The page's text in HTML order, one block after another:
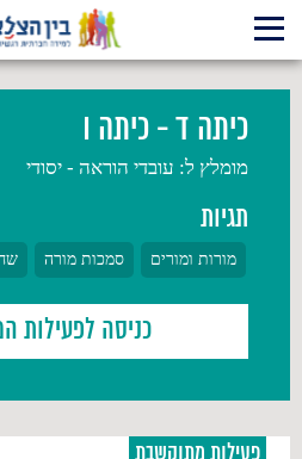
כיתה ד - כיתה ו
מומלץ ל: עובדי הוראה - יסודי
תגיות
מורות ומורים סמכות מורה
כניסה לפעילות